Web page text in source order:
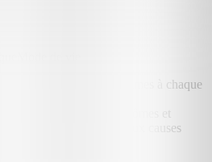
j'accompagne les femmes à chaque
me spécialise dans la
identifions vos symptômes et
en nous intéressant aux causes